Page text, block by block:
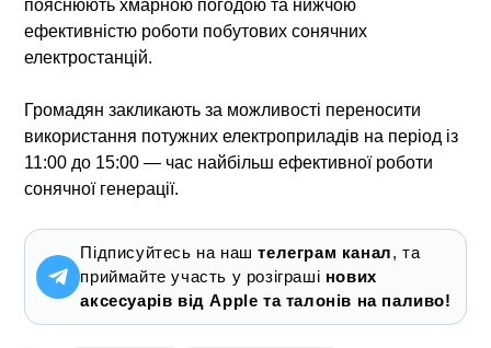
пояснюють хмарною погодою та нижчою
ефективністю роботи побутових сонячних
електростанцій.
Громадян закликають за можливості переносити
використання потужних електроприладів на період із
11:00 до 15:00 — час найбільш ефективної роботи
сонячної генерації.
Підписуйтесь на наштелеграм канал, та
приймайте участь у розіграші нових
аксесуарів від Apple та талонів на паливо!